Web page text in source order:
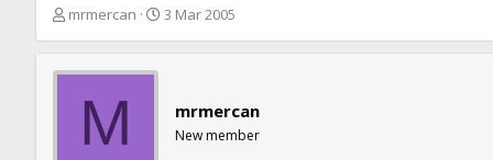
K
b
mrmercan
B
3 Mar 2005
M mrmercan
New member